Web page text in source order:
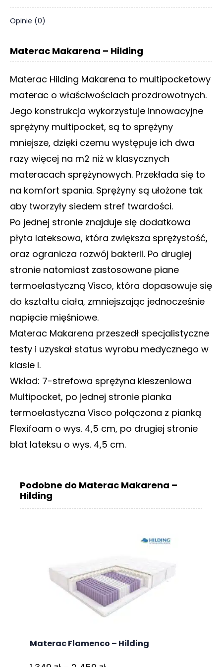
Opinie (0)
Materac Makarena – Hilding
Materac Hilding Makarena to multipocketowy
materac o właściwościach prozdrowotnych.
Jego konstrukcja wykorzystuje innowacyjne
sprężyny multipocket, są to sprężyny
mniejsze, dzięki czemu występuje ich dwa
razy więcej na m2 niż w klasycznych
materacach sprężynowych. Przekłada się to
na komfort spania. Sprężyny są ułożone tak
aby tworzyły siedem stref twardości.
Po jednej stronie znajduje się dodatkowa
płyta lateksowa, która zwiększa sprężystość,
oraz ogranicza rozwój bakterii. Po drugiej
stronie natomiast zastosowane piane
termoelastyczną Visco, która dopasowuje się
do kształtu ciała, zmniejszając jednocześnie
napięcie mięśniowe.
Materac Makarena przeszedł specjalistyczne
testy i uzyskał status wyrobu medycznego w
klasie I.
Wkład: 7-strefowa sprężyna kieszeniowa
Multipocket, po jednej stronie pianka
termoelastyczna Visco połączona z pianką
Flexifoam o wys. 4,5 cm, po drugiej stronie
blat lateksu o wys. 4,5 cm.
Podobne do Materac Makarena –
Hilding
Materac Flamenco – Hilding